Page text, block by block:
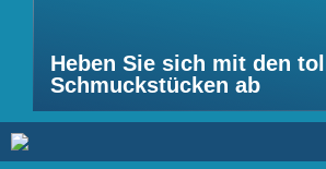
Heben Sie sich mit den
Schmuckstücken ab